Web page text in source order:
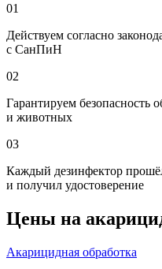
01
Действуем согласно
с СанПиН
02
Гарантируем безопасность
и животных
03
Каждый дезинфектор
и получил удостоверение
Цены на
Акарицидная обработка